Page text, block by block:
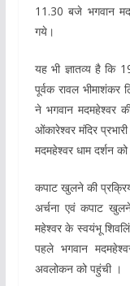
11.30 बजे भगवान
गये।
यह भी ज्ञातव्य है कि
पूर्वक रावल भीमाशंकर
ने भगवान मदमहेश्वर
ओंकारेश्वर मंदिर
मदमहेश्वर धाम दर्शन
कपाट खुलने की
अर्चना एवं कपाट
महेश्वर के स्वयंभू
पहले भगवान
अवलोकन को पहुंची ।